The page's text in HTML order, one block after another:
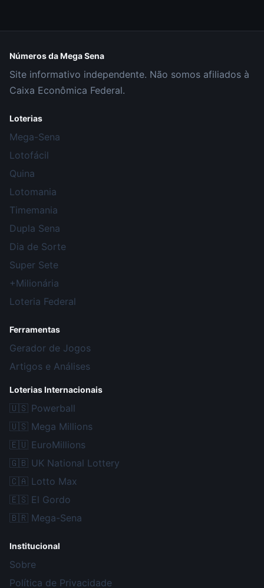
Números da Mega Sena
Site informativo independente. Não somos afiliados à
Caixa Econômica Federal.
Loterias
Mega-Sena
Lotofácil
Quina
Lotomania
Timemania
Dupla Sena
Dia de Sorte
Super Sete
+Milionária
Loteria Federal
Ferramentas
Gerador de Jogos
Artigos e Análises
Loterias Internacionais
🇺🇸 Powerball
🇺🇸 Mega Millions
🇪🇺 EuroMillions
🇬🇧 UK National Lottery
🇨🇦 Lotto Max
🇪🇸 El Gordo
🇧🇷 Mega-Sena
Institucional
Sobre
Política de Privacidade